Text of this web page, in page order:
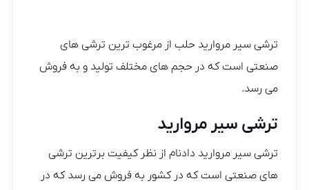
ترشی سیر مروارید حلب از مرغوب ترین ترشی های
صنعتی است که در حجم های مختلف تولید و به فروش
می رسد.
ترشی سیر مروارید
ترشی سیر مروارید دادنام از نظر کیفیت برترین ترشی
های صنعتی است که در کشور به فروش می رسد که در